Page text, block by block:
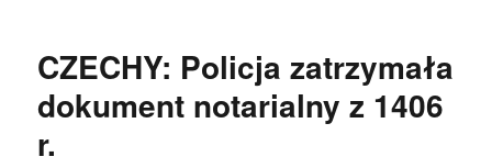
CZECHY: Policja zatrzymała
dokument notarialny z 1406
r.